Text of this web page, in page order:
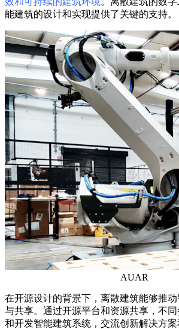
能建筑的设计和实现提供了关键的支持。
AUAR
在开源设计的背景下，离散建筑能够推
与共享。通过开源平台和资源共享，不
和开发智能建筑系统，交流创新解决方